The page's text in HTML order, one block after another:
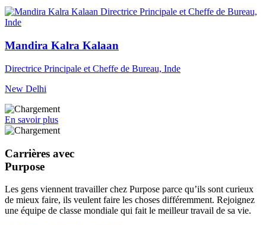
Mandira Kalra Kalaan
Directrice Principale et Cheffe de Bureau, Inde
New Delhi
En savoir plus
Carrières avec
Purpose
Les gens viennent travailler chez Purpose parce qu’ils sont curieux
de mieux faire, ils veulent faire les choses différemment. Rejoignez
une équipe de classe mondiale qui fait le meilleur travail de sa vie.